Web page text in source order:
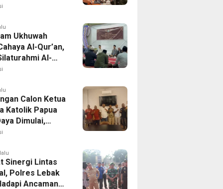
Ukhuwah
Al-Qur’an,
Al-
Bersiap
Calon Ketua
Katolik Papua
Dimulai,
II Siap Digelar
Sinergi Lintas
Polres Lebak
Ancaman